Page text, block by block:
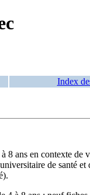
Index
8 ans en contexte de
de santé